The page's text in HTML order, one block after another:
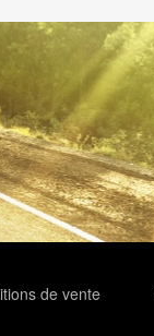
de vente